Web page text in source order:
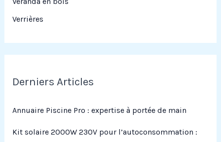
Verrières
Derniers Articles
Annuaire Piscine Pro : expertise à portée de main
Kit solaire 2000W 230V pour l’autoconsommation :